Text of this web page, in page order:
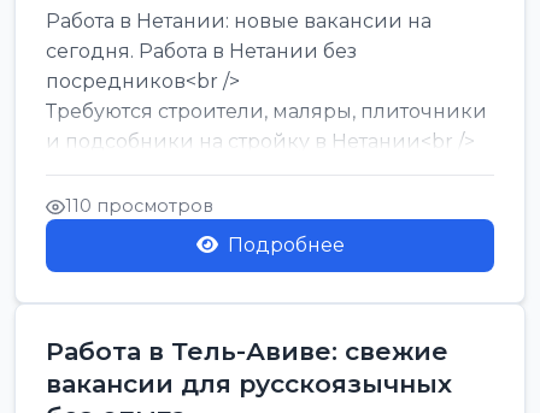
Работа в Нетании: новые вакансии на
сегодня. Работа в Нетании без
посредников<br />
Требуются строители, маляры, плиточники
и подсобники на стройку в Нетании<br />
Срочно требуются горничные, уборщи...
110 просмотров
Подробнее
Работа в Тель-Авиве: свежие
вакансии для русскоязычных